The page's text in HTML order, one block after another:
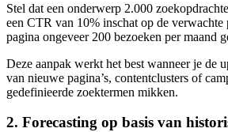
Stel dat een onderwerp 2.000
een CTR van 10% inschat op de verwachte
pagina ongeveer 200 bezoeken per maand
Deze aanpak werkt het best wanneer je de
van nieuwe pagina’s, contentclusters of
gedefinieerde zoektermen mikken.
2. Forecasting op basis van